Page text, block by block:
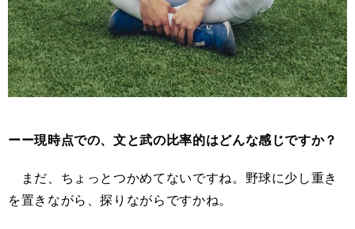
ーー現時点での、文と武の比率的はどんな感じですか？
まだ、ちょっとつかめてないですね。野球に少し重き
を置きながら、探りながらですかね。